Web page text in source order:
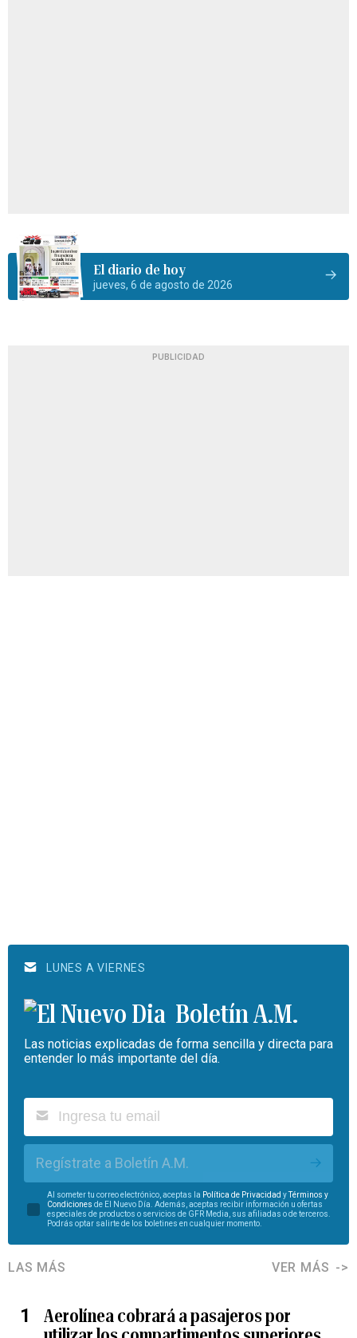
El diario de hoy
jueves, 6 de agosto de 2026
PUBLICIDAD
LUNES A VIERNES
Boletín A.M.
Las noticias explicadas de forma sencilla y directa para
entender lo más importante del día.
Regístrate a Boletín A.M.
Al someter tu correo electrónico, aceptas la Política de Privacidad yTérminos y
Condiciones de El Nuevo Día. Además, aceptas recibir información u ofertas
especiales de productos o servicios de GFR Media, sus afiliadas o de terceros.
Podrás optar salirte de los boletines en cualquier momento.
LAS MÁS VER MÁS
Aerolínea cobrará a pasajeros por